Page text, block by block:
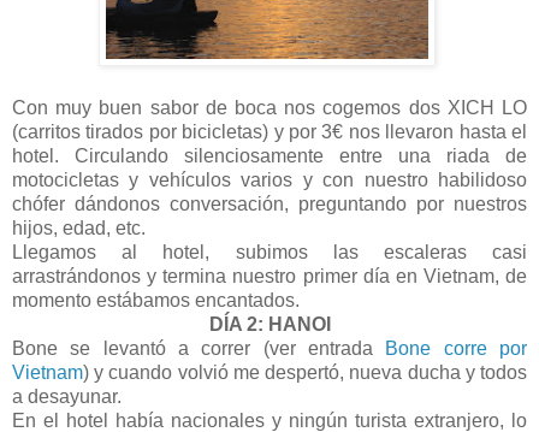
Con muy buen sabor de boca nos cogemos dos XICH LO
(carritos tirados por bicicletas) y por 3€ nos llevaron hasta el
hotel. Circulando silenciosamente entre una riada de
motocicletas y vehículos varios y con nuestro habilidoso
chófer dándonos conversación, preguntando por nuestros
hijos, edad, etc.
Llegamos al hotel, subimos las escaleras casi
arrastrándonos y termina nuestro primer día en Vietnam, de
momento estábamos encantados.
DÍA 2: HANOI
Bone se levantó a correr (ver entrada Bone corre por
Vietnam) y cuando volvió me despertó, nueva ducha y todos
a desayunar.
En el hotel había nacionales y ningún turista extranjero, lo